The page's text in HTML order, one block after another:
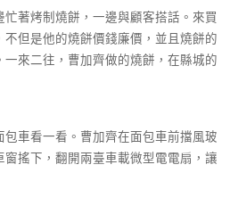
著烤制燒餅，一邊與顧客搭話。來買
不但是他的燒餅價錢廉價，並且燒餅的
來二往，曹加齊做的燒餅，在縣城的
車看一看。曹加齊在面包車前擋風玻
搖下，翻開兩臺車載微型電電扇，讓